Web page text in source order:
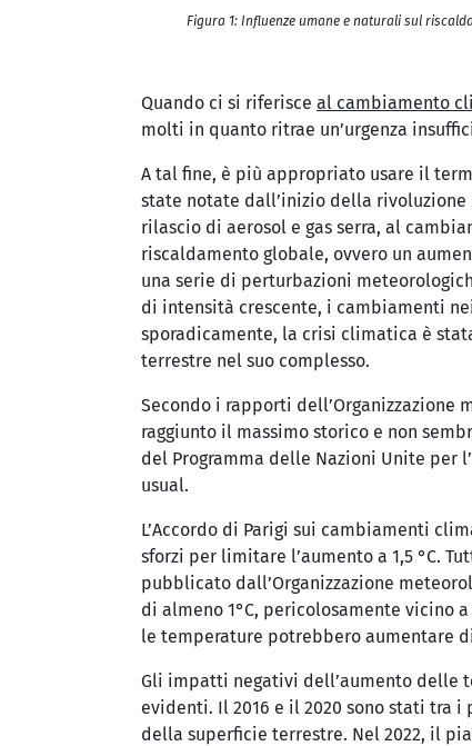
Figura 1: Influenze umane e naturali sul
Quando ci si riferisce al cambiamento
molti in quanto ritrae un’urgenza
A tal fine, è più appropriato usare il
state notate dall’inizio della
rilascio di aerosol e gas serra, al
riscaldamento globale, ovvero un
una serie di perturbazioni
di intensità crescente, i cambiamenti
sporadicamente, la crisi climatica è
terrestre nel suo complesso.
Secondo i rapporti dell’Organizzazione
raggiunto il massimo storico e non
del Programma delle Nazioni Unite per
usual.
L’Accordo di Parigi sui cambiamenti
sforzi per limitare l’aumento a 1,5 °C.
pubblicato dall’Organizzazione
di almeno 1°C, pericolosamente vicino
le temperature potrebbero aumentare
Gli impatti negativi dell’aumento delle
evidenti. Il 2016 e il 2020 sono stati tra
della superficie terrestre. Nel 2022, il